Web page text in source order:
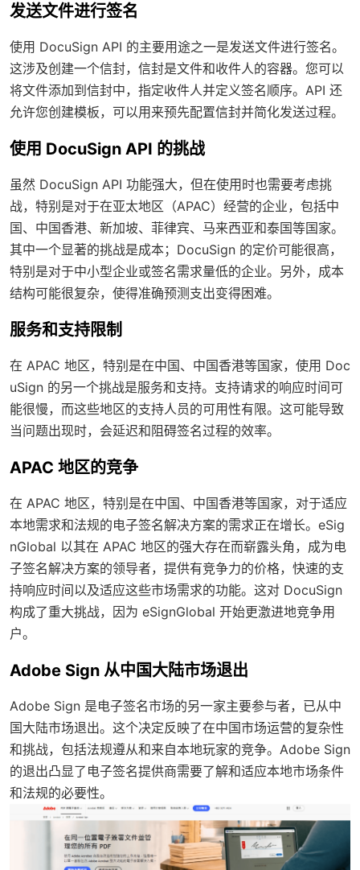
发送文件进行签名
使用 DocuSign API 的主要用途之一是发送文件进行签名。
这涉及创建一个信封，信封是文件和收件人的容器。您可以
将文件添加到信封中，指定收件人并定义签名顺序。API 还
允许您创建模板，可以用来预先配置信封并简化发送过程。
使用 DocuSign API 的挑战
虽然 DocuSign API 功能强大，但在使用时也需要考虑挑
战，特别是对于在亚太地区（APAC）经营的企业，包括中
国、中国香港、新加坡、菲律宾、马来西亚和泰国等国家。
其中一个显著的挑战是成本；DocuSign 的定价可能很高，
特别是对于中小型企业或签名需求量低的企业。另外，成本
结构可能很复杂，使得准确预测支出变得困难。
服务和支持限制
在 APAC 地区，特别是在中国、中国香港等国家，使用 Doc
uSign 的另一个挑战是服务和支持。支持请求的响应时间可
能很慢，而这些地区的支持人员的可用性有限。这可能导致
当问题出现时，会延迟和阻碍签名过程的效率。
APAC 地区的竞争
在 APAC 地区，特别是在中国、中国香港等国家，对于适应
本地需求和法规的电子签名解决方案的需求正在增长。eSig
nGlobal 以其在 APAC 地区的强大存在而崭露头角，成为电
子签名解决方案的领导者，提供有竞争力的价格，快速的支
持响应时间以及适应这些市场需求的功能。这对 DocuSign
构成了重大挑战，因为 eSignGlobal 开始更激进地竞争用
户。
Adobe Sign 从中国大陆市场退出
Adobe Sign 是电子签名市场的另一家主要参与者，已从中
国大陆市场退出。这个决定反映了在中国市场运营的复杂性
和挑战，包括法规遵从和来自本地玩家的竞争。Adobe Sign
的退出凸显了电子签名提供商需要了解和适应本地市场条件
和法规的必要性。